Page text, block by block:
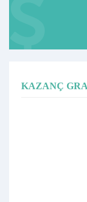
KAZANÇ